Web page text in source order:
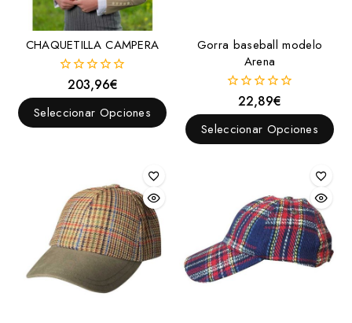
CHAQUETILLA CAMPERA
fuera
de
203,96€
Seleccionar Opciones
Gorra baseball modelo
Arena
fuera
de
22,89€
Seleccionar Opciones